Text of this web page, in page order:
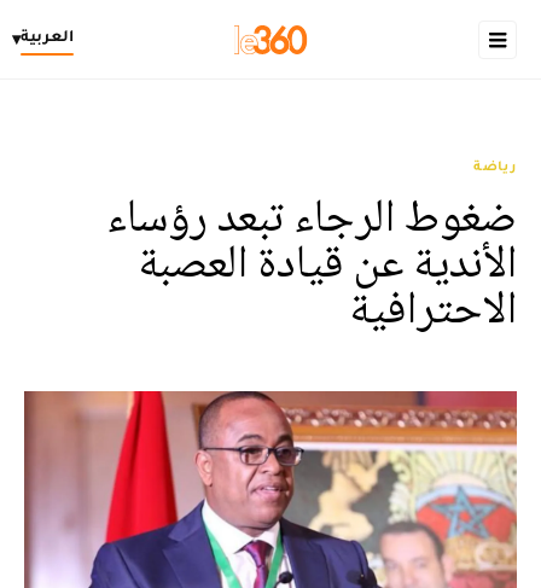
العربية▾
رياضة
ضغوط الرجاء تبعد رؤساء
الأندية عن قيادة العصبة
الاحترافية